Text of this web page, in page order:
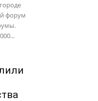
форум